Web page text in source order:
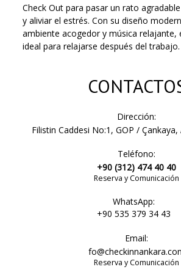
Check Out para pasar un rato
y aliviar el estrés. Con su diseño
ambiente acogedor y música relajante,
ideal para relajarse después del trabajo.
Dirección:
Filistin Caddesi No:1, GOP /
Teléfono:
+90 (312) 474 40 40
Reserva y Comunicación
WhatsApp:
+90 535 379 34 43
Email:
Reserva y Comunicación